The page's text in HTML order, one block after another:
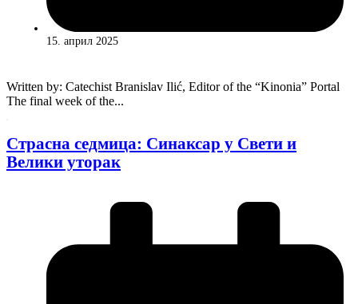
15. април 2025
Written by: Catechist Branislav Ilić, Editor of the “Kinonia” Portal
The final week of the...
Страсна седмица: Синаксар у Свети и
Велики уторак